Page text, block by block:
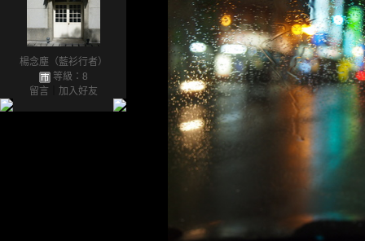
楊念塵（藍衫行者）
等級：8
留言
加入好友